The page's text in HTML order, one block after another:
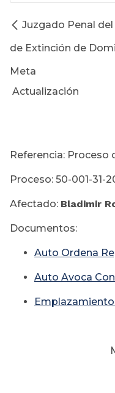
Juzgado Penal
de Extinción de
Meta
Julio 04
Referencia: Proceso
Proceso: 50-001-31-
Afectado: Bladimir
Documentos:
Auto Ordena
Auto Avoca
Emplazamiento
Mayo 30